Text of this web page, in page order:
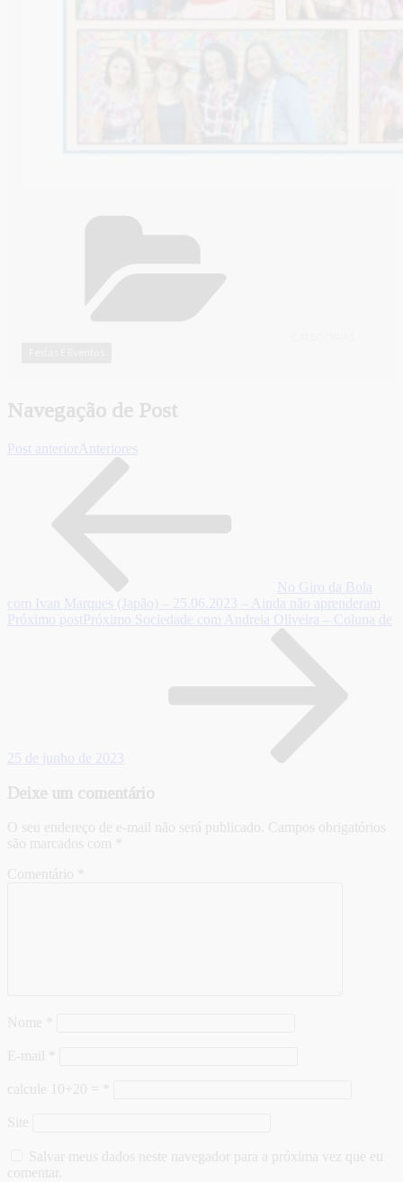
Navegação de Post
Post anterior Anteriores
No Giro da Bola
com Ivan Marques (Japão) – 25.06.2023 – Ainda não aprenderam
Próximo post Próximo Sociedade com Andreia Oliveira – Coluna de
25 de junho de 2023
Deixe um comentário
O seu endereço de e-mail não será publicado. Campos obrigatórios
são marcados com
Comentário
Nome
E-mail
calcule 10+20 =
Site
Salvar meus dados neste navegador para a próxima vez que eu
comentar.